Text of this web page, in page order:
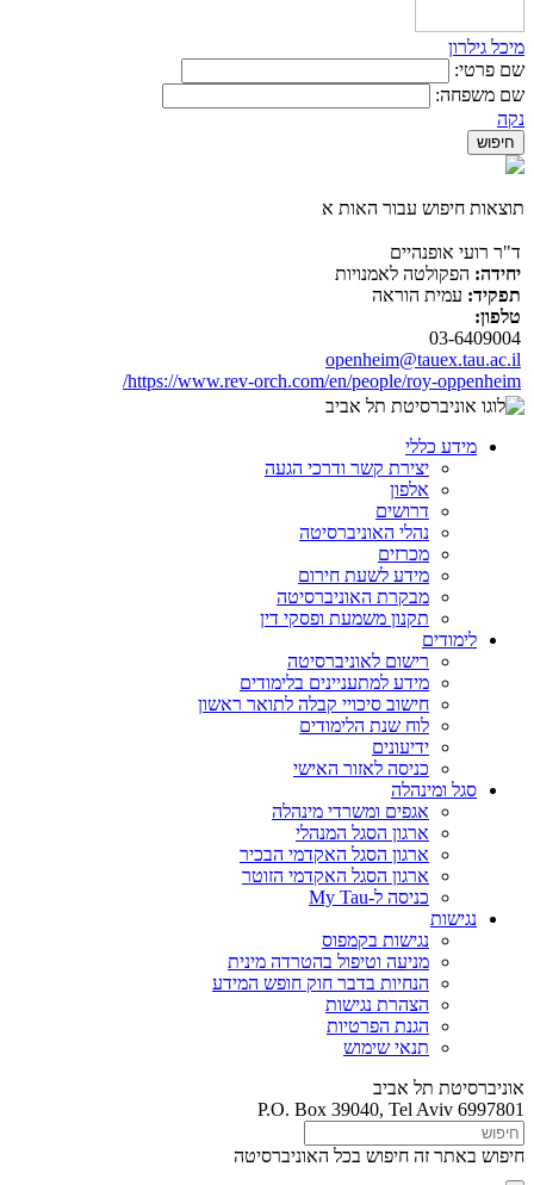
מיכל גילרון
שם פרטי:
שם משפחה:
נקה
תוצאות חיפוש עבור האות א
ד"ר רועי אופנהיים
יחידה: הפקולטה לאמנויות
תפקיד: עמית הוראה
טלפון:
03-6409004
openheim@tauex.tau.ac.il
https://www.rev-orch.com/en/people/roy-oppenheim/
מידע כללי
יצירת קשר ודרכי הגעה
אלפון
דרושים
נהלי האוניברסיטה
מכרזים
מידע לשעת חירום
מבקרת האוניברסיטה
תקנון משמעת ופסקי דין
לימודים
רישום לאוניברסיטה
מידע למתעניינים בלימודים
חישוב סיכויי קבלה לתואר ראשון
לוח שנת הלימודים
ידיעונים
כניסה לאזור האישי
סגל ומינהלה
אגפים ומשרדי מינהלה
ארגון הסגל המנהלי
ארגון הסגל האקדמי הבכיר
ארגון הסגל האקדמי הזוטר
כניסה ל-My Tau
נגישות
נגישות בקמפוס
מניעה וטיפול בהטרדה מינית
הנחיות בדבר חוק חופש המידע
הצהרת נגישות
הגנת הפרטיות
תנאי שימוש
אוניברסיטת תל אביב
P.O. Box 39040, Tel Aviv 6997801
חיפוש באתר זה חיפוש בכל האוניברסיטה